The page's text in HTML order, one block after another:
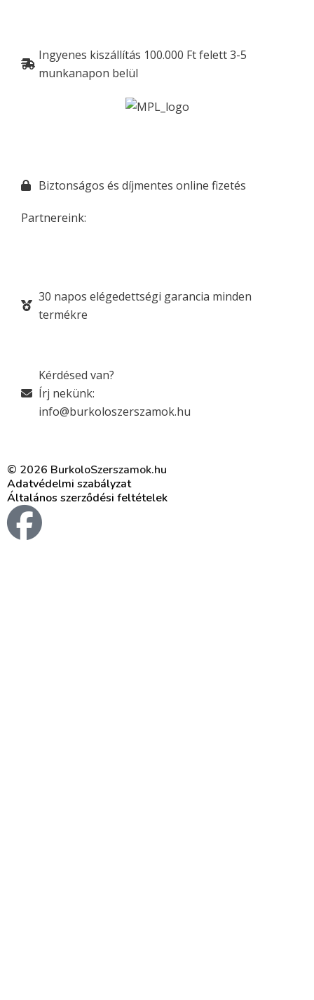
Ingyenes kiszállítás 100.000 Ft felett 3-5
munkanapon belül
Biztonságos és díjmentes online fizetés
Partnereink:
30 napos elégedettségi garancia minden
termékre
Kérdésed van?
Írj nekünk:
info@burkoloszerszamok.hu
© 2026 BurkoloSzerszamok.hu
Adatvédelmi szabályzat
Általános szerződési feltételek
F